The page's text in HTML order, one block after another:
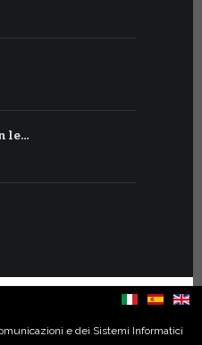
le…
e dei Sistemi Informatici